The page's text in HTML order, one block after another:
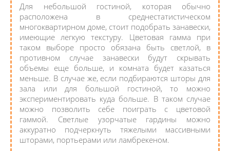
Для небольшой гостиной, которая обычно
расположена в среднестатистическом
многоквартирном доме, стоит подобрать занавески,
имеющие легкую текстуру. Цветовая гамма при
таком выборе просто обязана быть светлой, в
противном случае занавески будут скрывать
объемы еще больше, и комната будет казаться
меньше. В случае же, если подбираются шторы для
зала или для большой гостиной, то можно
экспериментировать куда больше. В таком случае
можно позволить себе поиграть с цветовой
гаммой. Светлые узорчатые гардины можно
аккуратно подчеркнуть тяжелыми массивными
шторами, портьерами или ламбрекеном.